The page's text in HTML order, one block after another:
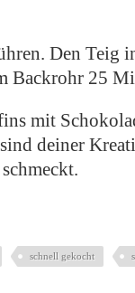
Den Teig
Backrohr 25
mit
deiner
schnell gekocht